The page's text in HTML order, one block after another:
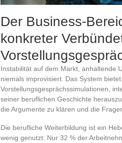
Der Business-
konkreter
Instabilität auf dem Markt, anhaltende
niemals improvisiert. Das System
Vorstellungsgesprächssimulationen,
seiner beruflichen Geschichte
die Argumente zu klären und die
Die berufliche Weiterbildung ist ein
wenig genutzt: Nur 32 % der